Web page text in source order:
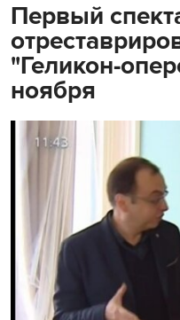
Первый
"Геликон-
ноября